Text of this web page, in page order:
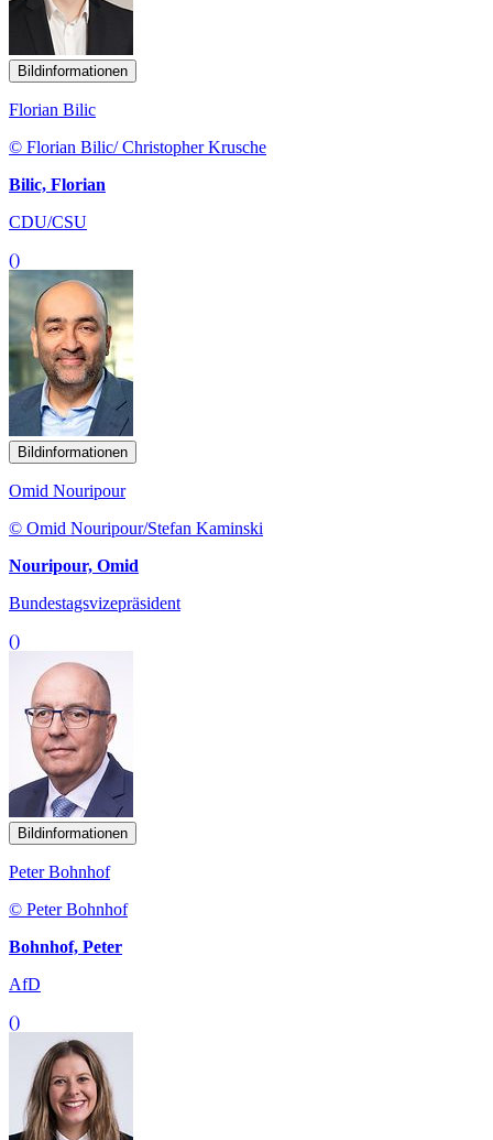
Bildinformationen
Florian Bilic
© Florian Bilic/ Christopher Krusche
Bilic, Florian
CDU/CSU
()
Bildinformationen
Omid Nouripour
© Omid Nouripour/Stefan Kaminski
Nouripour, Omid
Bundestagsvizepräsident
()
Bildinformationen
Peter Bohnhof
© Peter Bohnhof
Bohnhof, Peter
AfD
()